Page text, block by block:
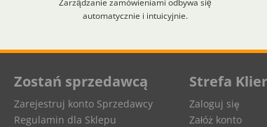
Zarządzanie zamówieniami odbywa się
automatycznie i intuicyjnie.
Aplikacja załadowana z zaawansowanymi funkcjami
Zostań sprzedawcą
Zarejestruj konto Sprzedawcy
Regulamin dla Sklepu
Strefa
Zaloguj się
Załóż konto